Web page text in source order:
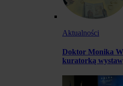
Aktualności
Doktor Monika
kuratorką